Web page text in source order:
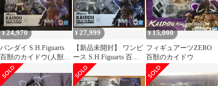
¥24,970
バンダイ S.H.Figuarts
百獣のカイドウ(人獣
型)
¥ 27,999
【新品未開封】 ワンピ
ース S.H.Figuarts 百獣
のカイドウ(人獣型)
¥15,000
フィギュアーツZERO
百獣のカイドウ